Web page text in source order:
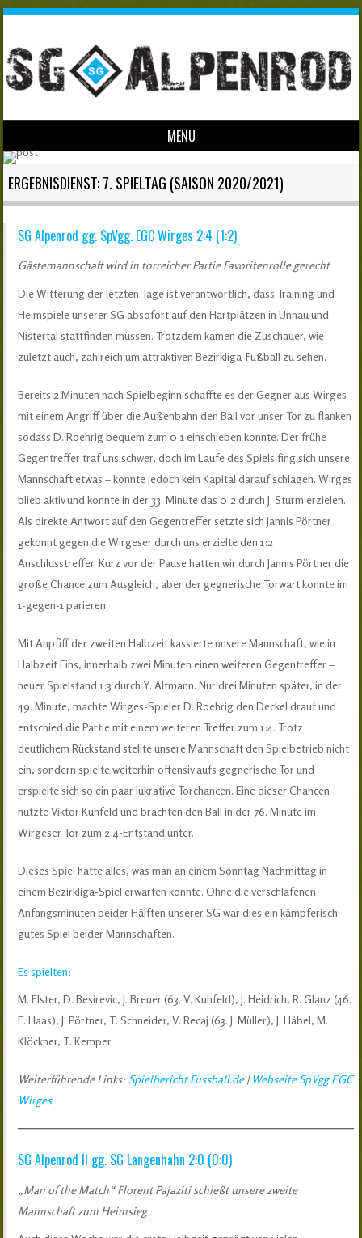
MENU
Skip to content
ERGEBNISDIENST: 7. SPIELTAG (SAISON 2020/2021)
SG Alpenrod gg. SpVgg. EGC Wirges 2:4 (1:2)
Gästemannschaft wird in torreicher Partie Favoritenrolle gerecht
Die Witterung der letzten Tage ist verantwortlich, dass Training und
Heimspiele unserer SG absofort auf den Hartplätzen in Unnau und
Nistertal stattfinden müssen. Trotzdem kamen die Zuschauer, wie
zuletzt auch, zahlreich um attraktiven Bezirkliga-Fußball zu sehen.
Bereits 2 Minuten nach Spielbeginn schaffte es der Gegner aus Wirges
mit einem Angriff über die Außenbahn den Ball vor unser Tor zu flanken
sodass D. Roehrig bequem zum 0:1 einschieben konnte. Der frühe
Gegentreffer traf uns schwer, doch im Laufe des Spiels fing sich unsere
Mannschaft etwas – konnte jedoch kein Kapital darauf schlagen. Wirges
blieb aktiv und konnte in der 33. Minute das 0:2 durch J. Sturm erzielen.
Als direkte Antwort auf den Gegentreffer setzte sich Jannis Pörtner
gekonnt gegen die Wirgeser durch uns erzielte den 1:2
Anschlusstreffer. Kurz vor der Pause hatten wir durch Jannis Pörtner die
große Chance zum Ausgleich, aber der gegnerische Torwart konnte im
1-gegen-1 parieren.
Mit Anpfiff der zweiten Halbzeit kassierte unsere Mannschaft, wie in
Halbzeit Eins, innerhalb zwei Minuten einen weiteren Gegentreffer –
neuer Spielstand 1:3 durch Y. Altmann. Nur drei Minuten später, in der
49. Minute, machte Wirges-Spieler D. Roehrig den Deckel drauf und
entschied die Partie mit einem weiteren Treffer zum 1:4. Trotz
deutlichem Rückstand stellte unsere Mannschaft den Spielbetrieb nicht
ein, sondern spielte weiterhin offensiv aufs gegnerische Tor und
erspielte sich so ein paar lukrative Torchancen. Eine dieser Chancen
nutzte Viktor Kuhfeld und brachten den Ball in der 76. Minute im
Wirgeser Tor zum 2:4-Entstand unter.
Dieses Spiel hatte alles, was man an einem Sonntag Nachmittag in
einem Bezirkliga-Spiel erwarten konnte. Ohne die verschlafenen
Anfangsminuten beider Hälften unserer SG war dies ein kämpferisch
gutes Spiel beider Mannschaften.
Es spielten:
M. Elster, D. Besirevic, J. Breuer (63. V. Kuhfeld), J. Heidrich, R. Glanz (46.
F. Haas), J. Pörtner, T. Schneider, V. Recaj (63. J. Müller), J. Häbel, M.
Klöckner, T. Kemper
Weiterführende Links: Spielbericht Fussball.de|Webseite SpVgg EGC
Wirges
SG Alpenrod II gg. SG Langenhahn 2:0 (0:0)
„Man of the Match“ Florent Pajaziti schießt unsere zweite
Mannschaft zum Heimsieg